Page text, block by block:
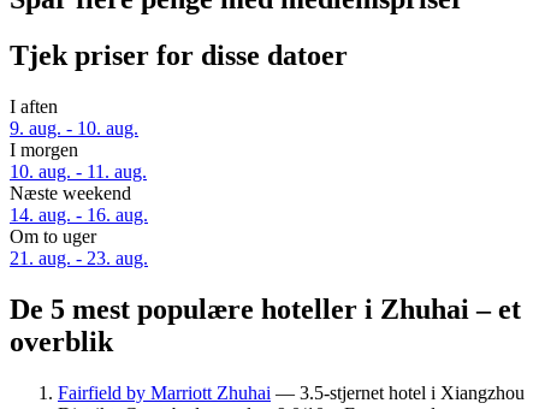
Tjek priser for disse datoer
I aften
9. aug. - 10. aug.
I morgen
10. aug. - 11. aug.
Næste weekend
14. aug. - 16. aug.
Om to uger
21. aug. - 23. aug.
De 5 mest populære hoteller i Zhuhai – et
overblik
Fairfield by Marriott Zhuhai — 3.5-stjernet hotel i Xiangzhou